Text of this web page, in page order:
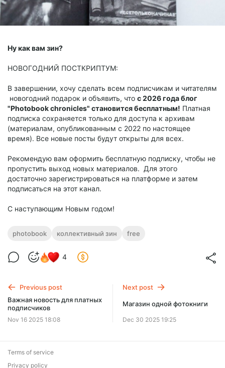
Ну как вам зин?
НОВОГОДНИЙ ПОСТКРИПТУМ:
В завершении, хочу сделать всем подписчикам и читателям
новогодний подарок и объявить, что с 2026 года блог
"Photobook chronicles" становится бесплатным! Платная
подписка сохраняется только для доступа к архивам
(материалам, опубликованным с 2022 по настоящее
время). Все новые посты будут открыты для всех.
Рекомендую вам оформить бесплатную подписку, чтобы не
пропустить выход новых материалов. Для этого
достаточно зарегистрироваться на платформе и затем
подписаться на этот канал.
С наступающим Новым годом!
photobook коллективный зин free
4
Previous post
Важная новость для платных
подписчиков
Nov 16 2025 18:08
Next post
Магазин одной фотокниги
Dec 30 2025 19:25
Terms of service
Privacy policy